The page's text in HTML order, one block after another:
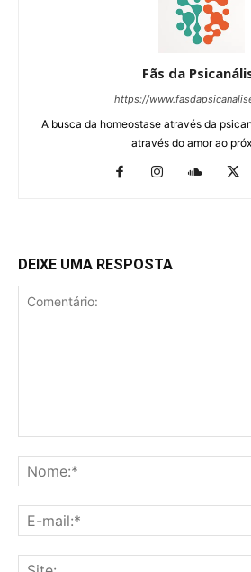
Fãs da
https://
A busca da homeostase através da
através do amor ao
DEIXE UMA RESPOSTA